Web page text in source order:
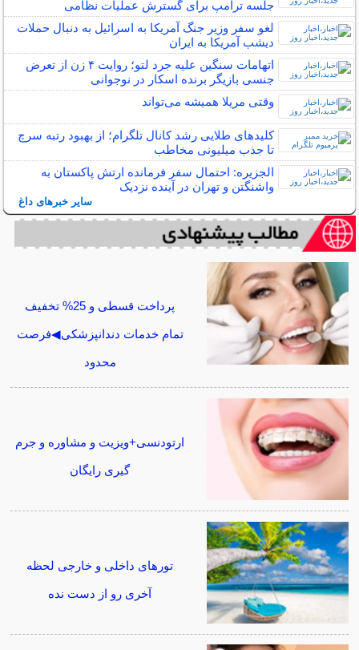
جلسه ترامپ برای گسترش عملیات نظامی
لغو سفر وزیر جنگ آمریکا به اسرائیل به دنبال حملات
دیشب آمریکا به ایران
اتهامات سنگین علیه جرد لتو؛ روایت ۴ زن از تعرض
جنسی بازیگر برنده اسکار در نوجوانی
وقتی مریلا همیشه می‌تواند
کلیدهای طلایی رشد کانال تلگرام؛ از بهبود رتبه سرچ
تا جذب میلیونی مخاطب
الجزیره: احتمال سفر فرمانده ارتش پاکستان به
واشنگتن و تهران در آینده نزدیک
سایر خبرهای داغ
پرداخت قسطی و 25% تخفیف
تمام خدمات دندانپزشکی◀فرصت
محدود
ارتودنسی+ویزیت و مشاوره و جرم
گیری رایگان
تورهای داخلی و خارجی لحظه
آخری رو از دست نده